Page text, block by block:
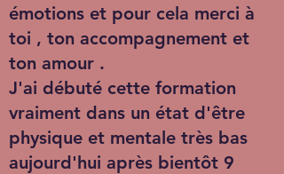
émotions et pour cela merci à
toi , ton accompagnement et
ton amour .
J'ai débuté cette formation
vraiment dans un état d'être
physique et mentale très bas
aujourd'hui après bientôt 9